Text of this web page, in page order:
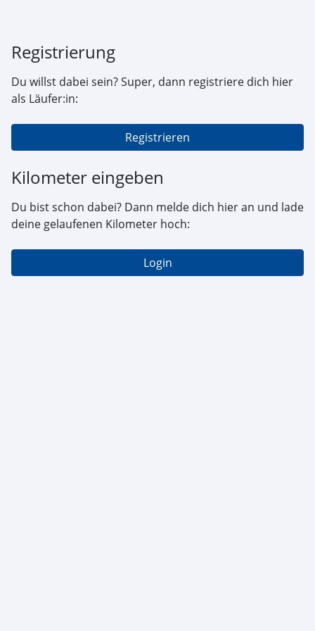
Registrierung
Du willst dabei sein? Super, dann registriere dich hier
als Läufer:in:
Registrieren
Kilometer eingeben
Du bist schon dabei? Dann melde dich hier an und lade
deine gelaufenen Kilometer hoch:
Login